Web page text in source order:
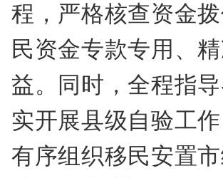
程，严格核查资金
民资金专款专用、
益。同时，全程指
实开展县级自验工
有序组织移民安置